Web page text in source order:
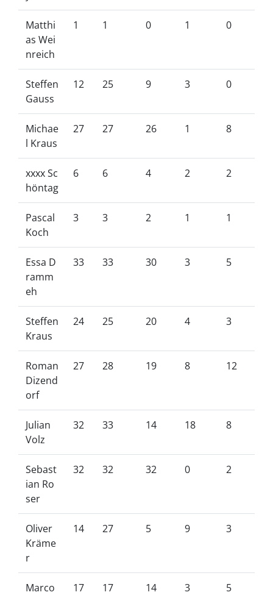
Matthi
as Wei
nreich
1 1 0 1 0
Steffen
Gauss
12 25 9 3 0
Michae
l Kraus
27 27 26 1 8
xxxx Sc
höntag
6 6 4 2 2
Pascal
Koch
3 3 2 1 1
Essa D
ramm
eh
33 33 30 3 5
Steffen
Kraus
24 25 20 4 3
Roman
Dizend
orf
27 28 19 8 12
Julian
Volz
32 33 14 18 8
Sebast
ian Ro
ser
32 32 32 0 2
Oliver
Kräme
r
14 27 5 9 3
Marco
17 17 14 3 5